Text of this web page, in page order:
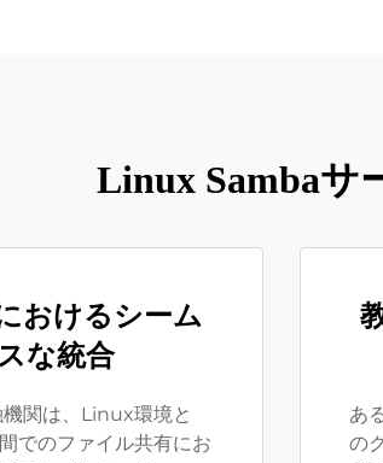
Linux Sambaサ
おけるシーム
な統合
関は、Linux環境と
でのファイル共有にお
あ
の